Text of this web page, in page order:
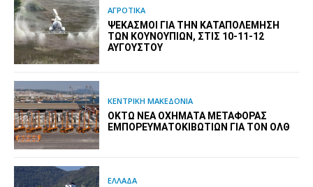
ΑΓΡΟΤΙΚΑ
ΨΕΚΑΣΜΟΊ ΓΙΑ ΤΗΝ ΚΑΤΑΠΟΛΈΜΗΣΗ
ΤΩΝ ΚΟΥΝΟΥΠΙΏΝ, ΣΤΙΣ 10-11-12
ΑΥΓΟΎΣΤΟΥ
ΚΕΝΤΡΙΚΗ ΜΑΚΕΔΟΝΙΑ
ΟΚΤΏ ΝΈΑ ΟΧΉΜΑΤΑ ΜΕΤΑΦΟΡΆΣ
ΕΜΠΟΡΕΥΜΑΤΟΚΙΒΩΤΊΩΝ ΓΙΑ ΤΟΝ ΟΛΘ
ΕΛΛΑΔΑ